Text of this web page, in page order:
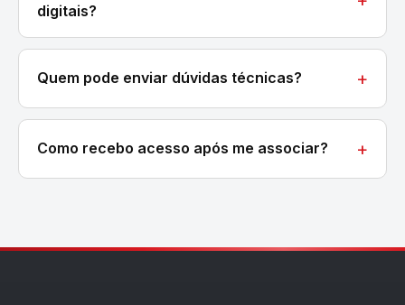
digitais?
Quem pode enviar dúvidas técnicas?
Como recebo acesso após me associar?